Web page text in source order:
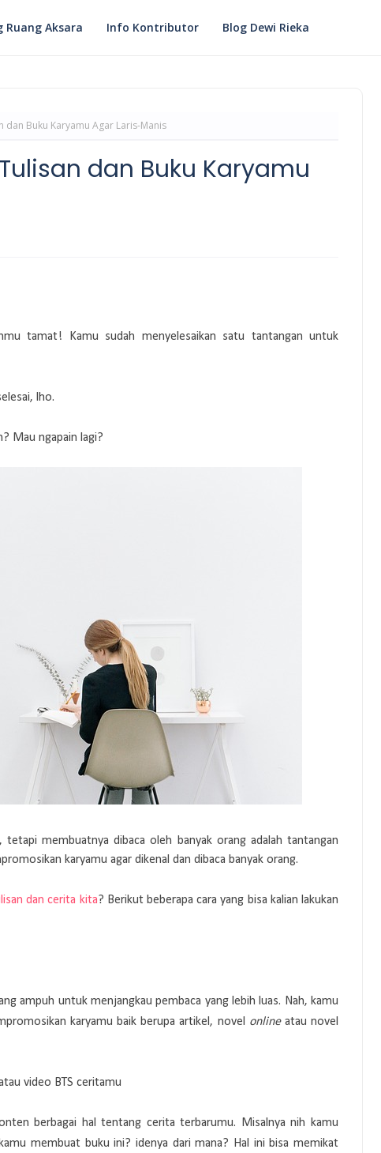
Ruang Aksara Info Kontributor Blog Dewi Rieka
dan Buku Karyamu Agar Laris-Manis
dan Buku Karyamu
tamat! Kamu sudah menyelesaikan satu tantangan untuk
lho.
Mau ngapain lagi?
tetapi membuatnya dibaca oleh banyak orang adalah tantangan
karyamu agar dikenal dan dibaca banyak orang.
dan cerita kita? Berikut beberapa cara yang bisa kalian lakukan
ampuh untuk menjangkau pembaca yang lebih luas. Nah, kamu
karyamu baik berupa artikel, novel online atau novel
video BTS ceritamu
berbagai hal tentang cerita terbarumu. Misalnya nih kamu
membuat buku ini? idenya dari mana? Hal ini bisa memikat